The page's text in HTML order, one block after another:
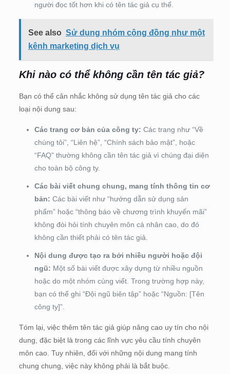
người đọc tốt hơn khi có tên tác giả cụ thể.
See also Sử dụng nhóm cộng đồng như một
kênh marketing dịch vụ
Khi nào có thể không cần tên tác giả?
Bạn có thể cân nhắc không sử dụng tên tác giả cho các
loại nội dung sau:
Các trang cơ bản của công ty: Các trang như “Về
chúng tôi”, “Liên hệ”, “Chính sách bảo mật”, hoặc
“FAQ” thường không cần tên tác giả vì chúng đại diện
cho toàn bộ công ty.
Các bài viết chung chung, mang tính thông tin cơ
bản: Các bài viết như “hướng dẫn sử dụng sản
phẩm” hoặc “thông báo về chương trình khuyến mãi”
không đòi hỏi tính chuyên môn cá nhân cao, do đó
không cần thiết phải có tên tác giả.
Nội dung được tạo ra bởi nhiều người hoặc đội
ngũ: Một số bài viết được xây dựng từ nhiều nguồn
hoặc do một nhóm cùng viết. Trong trường hợp này,
bạn có thể ghi “Đội ngũ biên tập” hoặc “Nguồn: [Tên
công ty]”.
Tóm lại, việc thêm tên tác giả giúp nâng cao uy tín cho nội
dung, đặc biệt là trong các lĩnh vực yêu cầu tính chuyên
môn cao. Tuy nhiên, đối với những nội dung mang tính
chung chung, việc này không phải là bắt buộc.